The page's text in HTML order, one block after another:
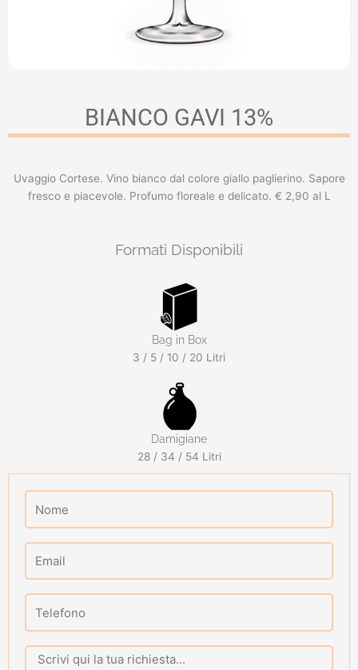
BIANCO GAVI 13%
Uvaggio Cortese. Vino bianco dal colore giallo paglierino. Sapore
fresco e piacevole. Profumo floreale e delicato. € 2,90 al L
Formati Disponibili
Bag in Box
3 / 5 / 10 / 20 Litri
Damigiane
28 / 34 / 54 Litri
Message